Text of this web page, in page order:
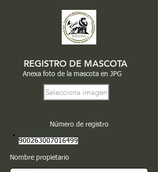
REGISTRO DE MASCOTA
Anexa foto de la mascota en JPG
Selecciona imagen
Número de registro
900263007016499
Nombre propietario